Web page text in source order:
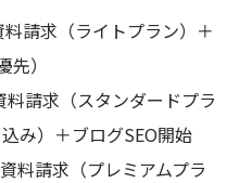
料請求（ライトプラン）＋
）
料請求（スタンダードプラ
み）＋ブログSEO開始
料請求（プレミアムプラ